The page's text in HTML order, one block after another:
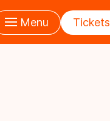
Menu Tickets